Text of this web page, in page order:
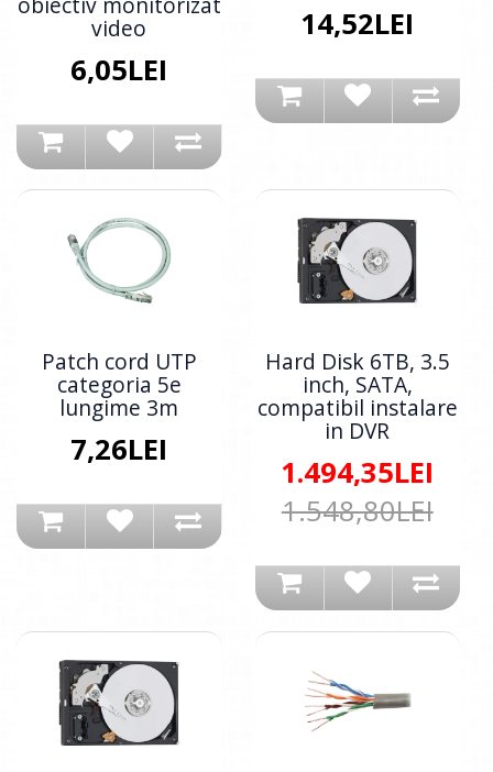
video
6,05LEI
14,52LEI
Patch cord UTP
categoria 5e
lungime 3m
7,26LEI
Hard Disk 6TB, 3.5
inch, SATA,
compatibil instalare
in DVR
1.494,35LEI
1.548,80LEI